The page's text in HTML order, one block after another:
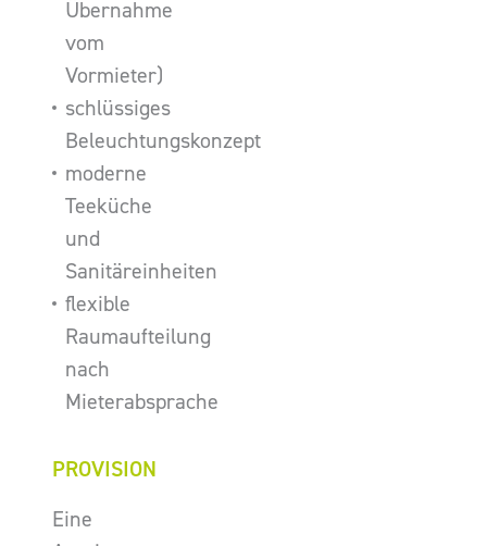
Übernahme
vom
Vormieter)
schlüssiges
Beleuchtungskonzept
moderne
Teeküche
und
Sanitäreinheiten
flexible
Raumaufteilung
nach
Mieterabsprache
PROVISION
Eine